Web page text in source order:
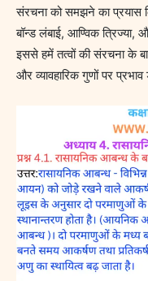
संरचना को समझने का प्रयास
बॉन्ड लंबाई, आण्विक
इससे हमें तत्वों की संरचना के
और व्यावहारिक गुणों पर प्रभाव